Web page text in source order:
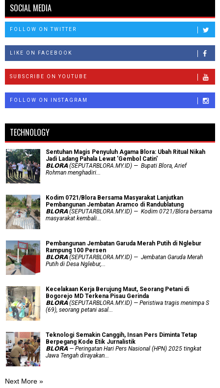
SOCIAL MEDIA
FOLLOW ON TWITTER
LIKE ON FACEBOOK
SUBSCRIBE ON YOUTUBE
FOLLOW ON INSTAGRAM
TECHNOLOGY
Sentuhan Magis Penyuluh Agama Blora: Ubah Ritual Nikah
Jadi Ladang Pahala Lewat 'Gembol Catin'
𝗕𝗟𝗢𝗥𝗔 (SEPUTARBLORA.MY.ID) — Bupati Blora, Arief
Rohman menghadiri...
Kodim 0721/Blora Bersama Masyarakat Lanjutkan
Pembangunan Jembatan Aramco di Randublatung
𝗕𝗟𝗢𝗥𝗔 (SEPUTARBLORA.MY.ID) — Kodim 0721/Blora bersama
masyarakat kembali...
Pembangunan Jembatan Garuda Merah Putih di Nglebur
Rampung 100 Persen
𝗕𝗟𝗢𝗥𝗔 (SEPUTARBLORA.MY.ID) — Jembatan Garuda Merah
Putih di Desa Nglebur,...
Kecelakaan Kerja Berujung Maut, Seorang Petani di
Bogorejo MD Terkena Pisau Gerinda
𝗕𝗟𝗢𝗥𝗔 (SEPUTARBLORA.MY.ID) — Peristiwa tragis menimpa S
(69), seorang petani asal...
Teknologi Semakin Canggih, Insan Pers Diminta Tetap
Berpegang Kode Etik Jurnalistik
𝗕𝗟𝗢𝗥𝗔 — Peringatan Hari Pers Nasional (HPN) 2025 tingkat
Jawa Tengah dirayakan...
Next More »